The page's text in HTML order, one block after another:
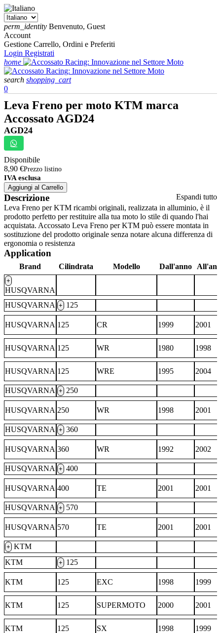
perm_identity Benvenuto, Guest
Account
Gestione Carrello, Ordini e Preferiti
Login Registrati
home
search shopping_cart
0
Leva Freno per moto KTM marca
Accossato AGD24
AGD24
Disponibile
8,90 €Prezzo listino
IVA esclusa
Aggiungi al Carrello
Espandi tutto
Descrizione
Leva Freno per KTM ricambi originali, realizzata in alluminio, è il
prodotto perfetto per restituire alla tua moto lo stile di quando l'hai
acquistata. Accossato Leva Freno per KTM può essere montata in
sostituzione del prodotto originale senza notare alcuna differenza di
ergonomia o resistenza
Application
Brand Cilindrata Modello Dall'anno
+
HUSQVARNA
HUSQVARNA + 125
HUSQVARNA 125 CR 1999 2001
HUSQVARNA 125 WR 1980 1998
HUSQVARNA 125 WRE 1995 2004
HUSQVARNA + 250
HUSQVARNA 250 WR 1998 2001
HUSQVARNA + 360
HUSQVARNA 360 WR 1992 2002
HUSQVARNA + 400
HUSQVARNA 400 TE 2001 2001
HUSQVARNA + 570
HUSQVARNA 570 TE 2001 2001
+ KTM
KTM
+ 125
KTM 125 EXC 1998 1999
KTM 125 SUPERMOTO 2000 2001
KTM 125 SX 1998 1999